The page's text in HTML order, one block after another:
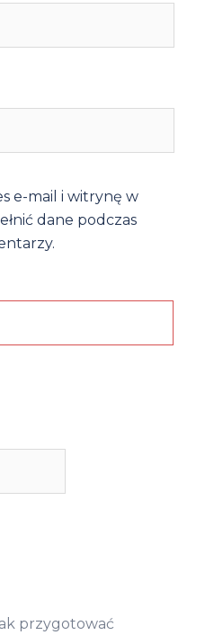
e-mail i witrynę w
dane podczas
przygotować